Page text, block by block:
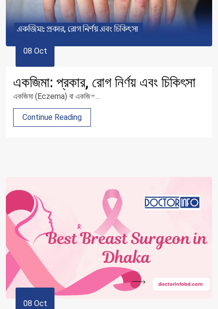
08 Oct
একজিমা: প্রকার, রোগ নির্ণয় এবং চিকিৎসা
একজিমা (Eczema) বা একজি÷...
Continue Reading
08 Oct